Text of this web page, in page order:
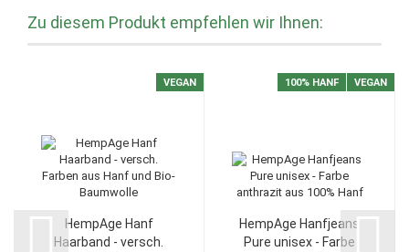
Zu diesem Produkt empfehlen wir Ihnen:
VEGAN
HempAge Hanf
Haarband - versch.
100% HANF VEGAN
HempAge Hanfjeans
Pure unisex - Farbe